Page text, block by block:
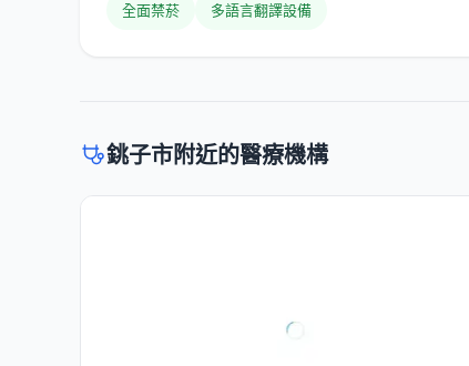
全面禁菸 多語言翻譯設備
銚子市附近的醫療機構